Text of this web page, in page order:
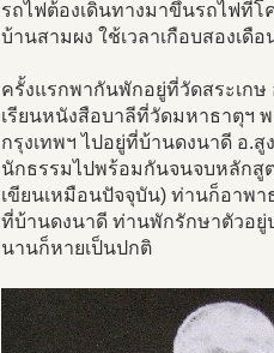
รถไฟต้องเดินทางมาขึ้นรถไฟที่โ
บ้านสามผง ใช้เวลาเกือบสองเดื
ครั้งแรกพากันพักอยู่ที่วัดสระเก
เรียนหนังสือบาลีที่วัดมหาธาตุฯ
กรุงเทพฯ ไปอยู่ที่บ้านดงนาดี อ.สู
นักธรรมไปพร้อมกันจนจบหลักสู
เขียนเหมือนปัจจุบัน) ท่านก็อาพา
ที่บ้านดงนาดี ท่านพักรักษาตัวอยู่
นานก็หายเป็นปกติ